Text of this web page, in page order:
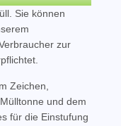
Sie können
zur
Zeichen,
und dem
für die Einstufung